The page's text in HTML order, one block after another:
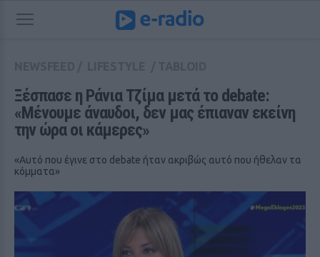
Ξέσπασε η Ράνια Τζίμα μετά το debate:
«Μένουμε άναυδοι, δεν μας έπιαναν εκείνη
την ώρα οι κάμερες»
«Αυτό που έγινε στο debate ήταν ακριβώς αυτό που ήθελαν τα
κόμματα»